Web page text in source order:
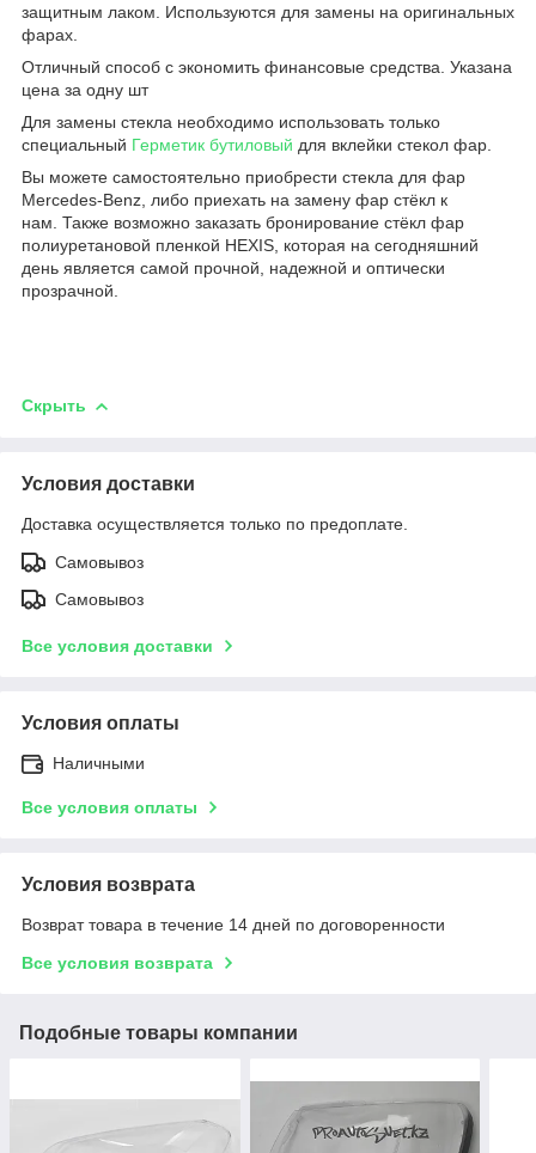
защитным лаком. Используются для замены на оригинальных
фарах.
Отличный способ с экономить финансовые средства. Указана
цена за одну шт
Для замены стекла необходимо использовать только
специальный Герметик бутиловый для вклейки стекол фар.
Вы можете самостоятельно приобрести стекла для фар
Mercedes-Benz, либо приехать на замену фар стёкл к
нам. Также возможно заказать бронирование стёкл фар
полиуретановой пленкой HEXIS, которая на сегодняшний
день является самой прочной, надежной и оптически
прозрачной.
Скрыть
Условия доставки
Доставка осуществляется только по предоплате.
Самовывоз
Самовывоз
Все условия доставки
Условия оплаты
Наличными
Все условия оплаты
Условия возврата
Возврат товара в течение 14 дней по договоренности
Все условия возврата
Подобные товары компании